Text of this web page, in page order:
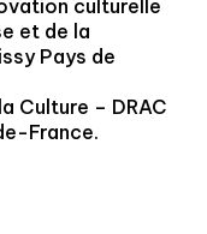
culturelle
et de la
Pays de
Culture – DRAC
France.